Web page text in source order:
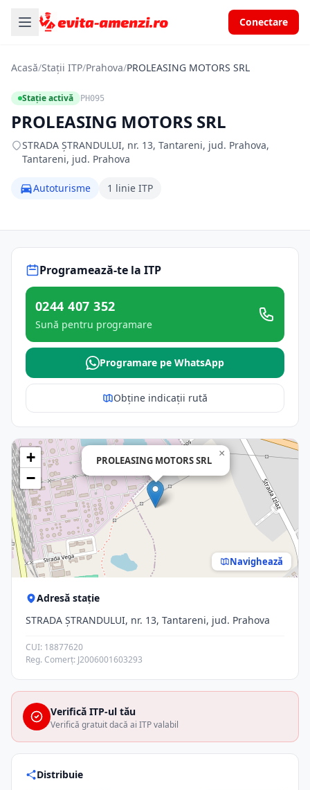
Conectare
Acasă/Stații ITP/Prahova/PROLEASING MOTORS SRL
Stație activă PH095
PROLEASING MOTORS SRL
STRADA ȘTRANDULUI, nr. 13, Tantareni, jud. Prahova,
Tantareni, jud. Prahova
Autoturisme 1 linie ITP
Programează-te la ITP
0244 407 352
Sună pentru programare
Programare pe WhatsApp
Obține indicații rută
PROLEASING MOTORS SRL
×
+
−
Navighează
Adresă stație
STRADA ȘTRANDULUI, nr. 13, Tantareni, jud. Prahova
CUI: 18877620
Reg. Comerț: J2006001603293
Verifică ITP-ul tău
Verifică gratuit dacă ai ITP valabil
Distribuie